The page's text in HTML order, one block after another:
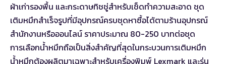
ผ้าเก่ารองพื้น และกระดาษทิชชู่สำหรับเช็ดทำความสะอาด ชุด
เติมหมึกสำเร็จรูปที่มีอุปกรณ์ครบชุดหาซื้อได้ตามร้านอุปกรณ์
สำนักงานหรือออนไลน์ ราคาประมาณ 80-250 บาทต่อชุด
การเลือกน้ำหมึกถือเป็นสิ่งสำคัญที่สุดในกระบวนการเติมหมึก
น้ำหมึกต้องผลิตมาเฉพาะสำหรับเครื่องพิมพ์ Lexmark และรุ่น